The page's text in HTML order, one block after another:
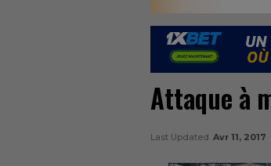
Attaque à
Last Updated Avr 11, 2017